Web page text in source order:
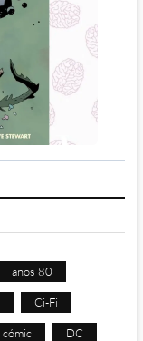
años 80
Ci-Fi
cómic DC